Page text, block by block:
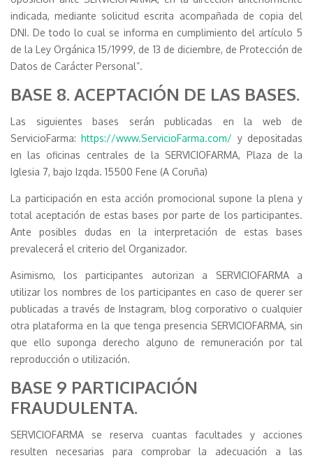
indicada, mediante solicitud escrita acompañada de copia del
DNI. De todo lo cual se informa en cumplimiento del artículo 5
de la Ley Orgánica 15/1999, de 13 de diciembre, de Protección de
Datos de Carácter Personal”.
BASE 8. ACEPTACIÓN DE LAS BASES.
Las siguientes bases serán publicadas en la web de
ServicioFarma:https://www.ServicioFarma.com/ y depositadas
en las oficinas centrales de la SERVICIOFARMA, Plaza de la
Iglesia 7, bajo Izqda. 15500 Fene (A Coruña)
La participación en esta acción promocional supone la plena y
total aceptación de estas bases por parte de los participantes.
Ante posibles dudas en la interpretación de estas bases
prevalecerá el criterio del Organizador.
Asimismo, los participantes autorizan a SERVICIOFARMA a
utilizar los nombres de los participantes en caso de querer ser
publicadas a través de Instagram, blog corporativo o cualquier
otra plataforma en la que tenga presencia SERVICIOFARMA, sin
que ello suponga derecho alguno de remuneración por tal
reproducción o utilización.
BASE 9 PARTICIPACIÓN
FRAUDULENTA.
SERVICIOFARMA se reserva cuantas facultades y acciones
resulten necesarias para comprobar la adecuación a las